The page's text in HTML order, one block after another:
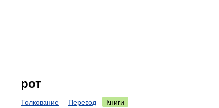
рот
Толкование Перевод
Книги